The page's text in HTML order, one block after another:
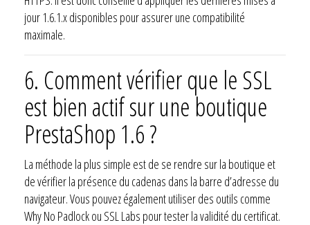
jour 1.6.1.x disponibles pour assurer une compatibilité
maximale.
6. Comment vérifier que le SSL
est bien actif sur une boutique
PrestaShop 1.6 ?
La méthode la plus simple est de se rendre sur la boutique et
de vérifier la présence du cadenas dans la barre d’adresse du
navigateur. Vous pouvez également utiliser des outils comme
Why No Padlock ou SSL Labs pour tester la validité du certificat.